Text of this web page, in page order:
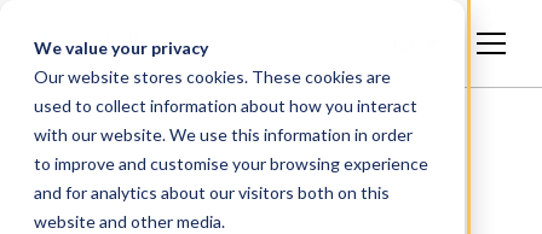
We value your privacy
Our website stores cookies. These cookies are
used to collect information about how you interact
with our website. We use this information in order
to improve and customise your browsing experience
and for analytics about our visitors both on this
website and other media.